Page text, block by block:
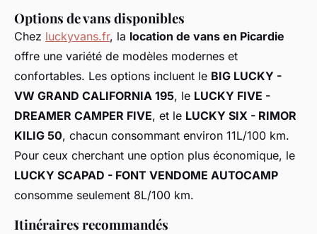
Options de vans disponibles
Chez luckyvans.fr, la location de vans en Picardie
offre une variété de modèles modernes et
confortables. Les options incluent le BIG LUCKY -
VW GRAND CALIFORNIA 195, le LUCKY FIVE -
DREAMER CAMPER FIVE, et le LUCKY SIX - RIMOR
KILIG 50, chacun consommant environ 11L/100 km.
Pour ceux cherchant une option plus économique, le
LUCKY SCAPAD - FONT VENDOME AUTOCAMP
consomme seulement 8L/100 km.
Itinéraires recommandés